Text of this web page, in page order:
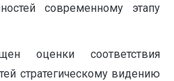
современному этапу
оценки соответствия
стратегическому видению